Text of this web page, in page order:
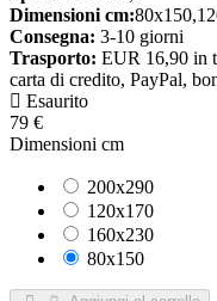
Dimensioni cm:
Consegna: 3-10 giorni
Trasporto: EUR 16,90 in
carta di credito, PayPal,
Esaurito
79 €
Dimensioni cm
200x290
120x170
160x230
80x150